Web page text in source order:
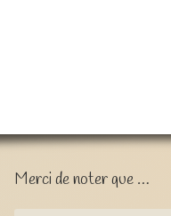
Merci de noter que …